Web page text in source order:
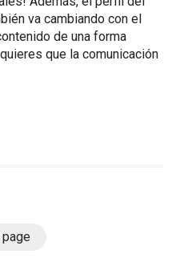
va cambiando con el
de una forma
que la comunicación